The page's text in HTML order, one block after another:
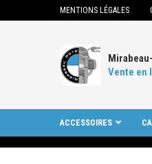
MENTIONS LÉGALES
Vente en
ACCESSOIRES